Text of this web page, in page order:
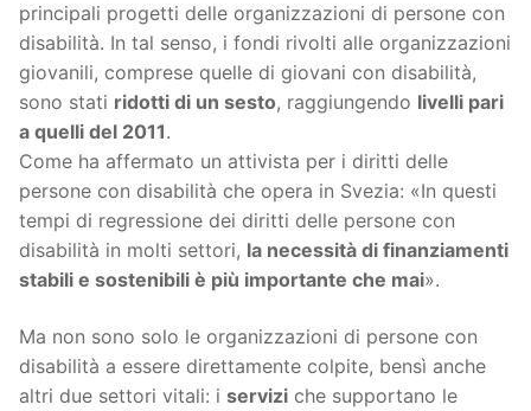
principali progetti delle organizzazioni di persone con
disabilità. In tal senso, i fondi rivolti alle organizzazioni
giovanili, comprese quelle di giovani con disabilità,
sono stati ridotti di un sesto, raggiungendo livelli pari
a quelli del 2011.
Come ha affermato un attivista per i diritti delle
persone con disabilità che opera in Svezia: «In questi
tempi di regressione dei diritti delle persone con
disabilità in molti settori, la necessità di finanziamenti
stabili e sostenibili è più importante che mai».
Ma non sono solo le organizzazioni di persone con
disabilità a essere direttamente colpite, bensì anche
altri due settori vitali: i servizi che supportano le